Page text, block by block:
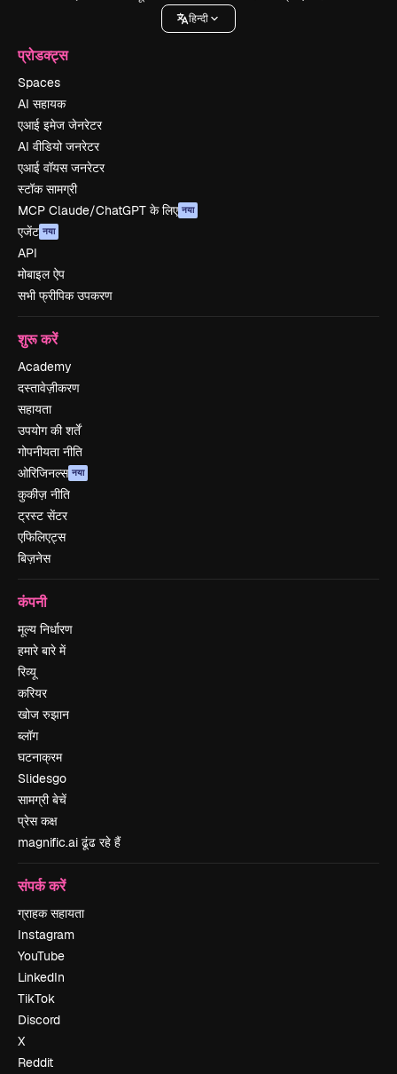
हिन्दी
प्रोडक्ट्स
Spaces
AI सहायक
एआई इमेज जेनरेटर
AI वीडियो जनरेटर
एआई वॉयस जनरेटर
स्टॉक सामग्री
MCP Claude/ChatGPT के लिए नया
एजेंट नया
API
मोबाइल ऐप
सभी फ्रीपिक उपकरण
शुरू करें
Academy
दस्तावेज़ीकरण
सहायता
उपयोग की शर्तें
गोपनीयता नीति
ओरिजिनल्स नया
कुकीज़ नीति
ट्रस्ट सेंटर
एफिलिएट्स
बिज़नेस
कंपनी
मूल्य निर्धारण
हमारे बारे में
रिव्यू
करियर
खोज रुझान
ब्लॉग
घटनाक्रम
Slidesgo
सामग्री बेचें
प्रेस कक्ष
magnific.ai ढूंढ रहे हैं
संपर्क करें
ग्राहक सहायता
Instagram
YouTube
LinkedIn
TikTok
Discord
X
Reddit